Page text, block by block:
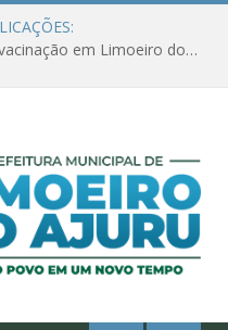
Amanhã começa nova etapa de vacinação em Limoeiro do Ajuru para idosos com 65 ou mais